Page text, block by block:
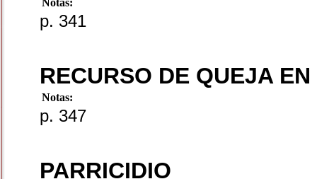
Notas:
p. 341
RECURSO DE QUEJA
Notas:
p. 347
PARRICIDIO